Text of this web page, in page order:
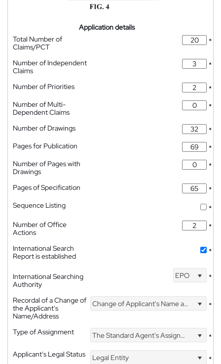
Application details
Total Number of
Claims/PCT
*
Number of Independent
Claims
*
Number of Priorities
*
Number of Multi-
Dependent Claims
*
Number of Drawings
*
Pages for Publication
*
Number of Pages with
Drawings
*
Pages of Specification
*
Sequence Listing
*
Number of Office
Actions
*
International Search
Report is established
*
International Searching
Authority
EPO *
Recordal of a Change of
the Applicant's
Name/Address
Change of Applicant's Name and Address *
Type of Assignment The Standard Agent's Assignment
*
Applicant's Legal Status
Legal Entity
*